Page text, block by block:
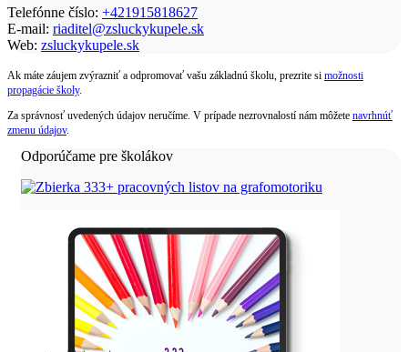
Telefónne číslo: +421915818627
E-mail: riaditel@zsluckykupele.sk
Web: zsluckykupele.sk
Ak máte záujem zvýrazniť a odpromovať vašu základnú školu, prezrite si možnosti
propagácie školy.
Za správnosť uvedených údajov neručíme. V prípade nezrovnalostí nám môžete navrhnúť
zmenu údajov.
Odporúčame pre školákov